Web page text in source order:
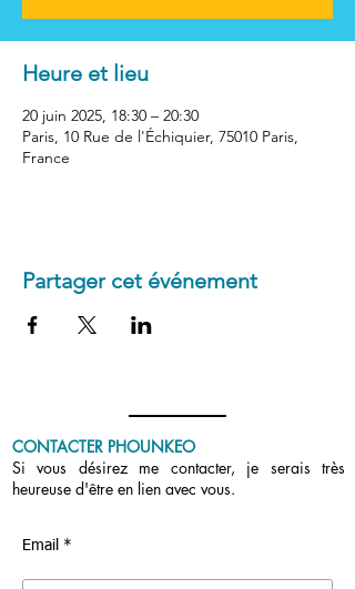
Heure et lieu
20 juin 2025, 18:30 – 20:30
Paris, 10 Rue de l'Échiquier, 75010 Paris,
France
Partager cet événement
CONTACTER PHOUNKEO
Si vous désirez me contacter, je serais très
heureuse d'être en lien avec vous.
Email *